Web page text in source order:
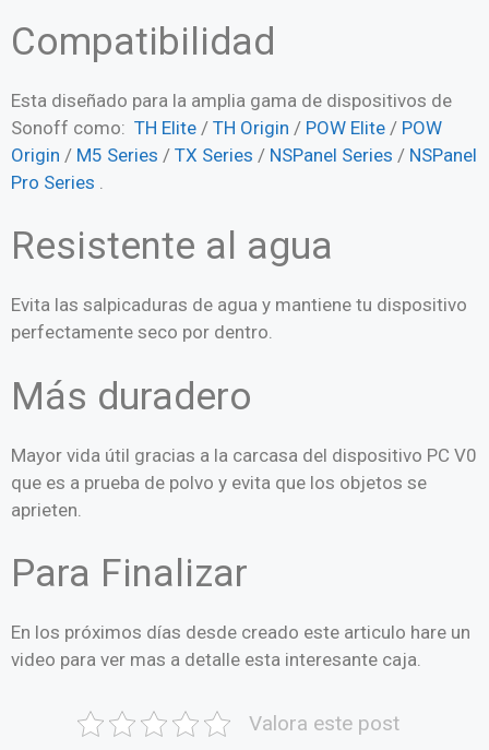
Compatibilidad
Esta diseñado para la amplia gama de dispositivos de
Sonoff como: TH Elite / TH Origin / POW Elite / POW
Origin / M5 Series / TX Series / NSPanel Series / NSPanel
Pro Series
Resistente al agua
Evita las salpicaduras de agua y mantiene tu dispositivo
perfectamente seco por dentro.
Más duradero
Mayor vida útil gracias a la carcasa del dispositivo PC V0
que es a prueba de polvo y evita que los objetos se
aprieten.
Para Finalizar
En los próximos días desde creado este articulo hare un
video para ver mas a detalle esta interesante caja.
Valora este post